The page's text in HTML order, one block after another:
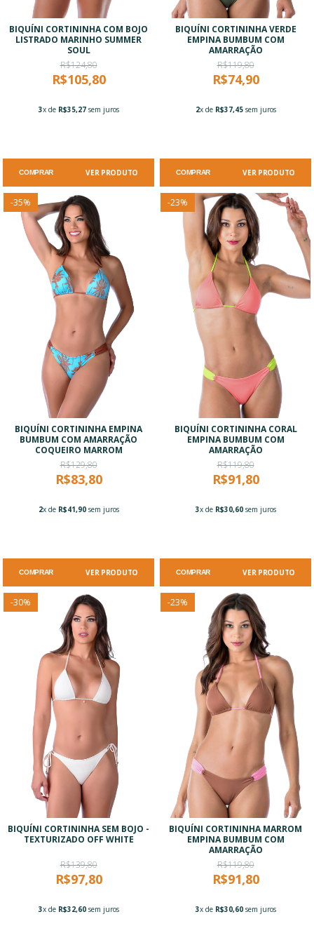
BIQUÍNI CORTININHA COM BOJO
LISTRADO MARINHO SUMMER
SOUL
R$124,80
R$105,80
3x de R$35,27sem juros
COMPRAR VER PRODUTO
BIQUÍNI CORTININHA VERDE
EMPINA BUMBUM COM
AMARRAÇÃO
R$119,80
R$74,90
2x de R$37,45sem juros
COMPRAR VER PRODUTO
-35%
BIQUÍNI CORTININHA EMPINA
BUMBUM COM AMARRAÇÃO
COQUEIRO MARROM
R$129,80
R$83,80
2x de R$41,90sem juros
COMPRAR VER PRODUTO
-23%
BIQUÍNI CORTININHA CORAL
EMPINA BUMBUM COM
AMARRAÇÃO
R$119,80
R$91,80
3x de R$30,60sem juros
COMPRAR VER PRODUTO
-30%
BIQUÍNI CORTININHA SEM BOJO -
TEXTURIZADO OFF WHITE
R$139,80
R$97,80
3x de R$32,60sem juros
-23%
BIQUÍNI CORTININHA MARROM
EMPINA BUMBUM COM
AMARRAÇÃO
R$119,80
R$91,80
3x de R$30,60sem juros